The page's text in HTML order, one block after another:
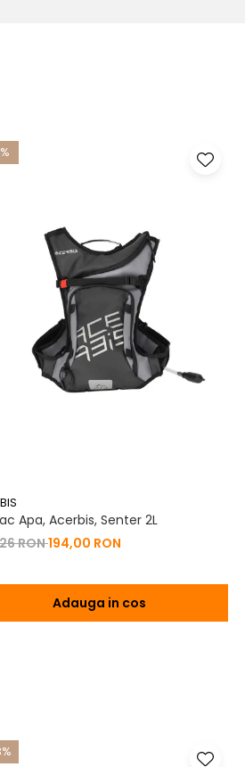
Apa, Acerbis, Senter 2L
RON194,00 RON
Adauga in cos